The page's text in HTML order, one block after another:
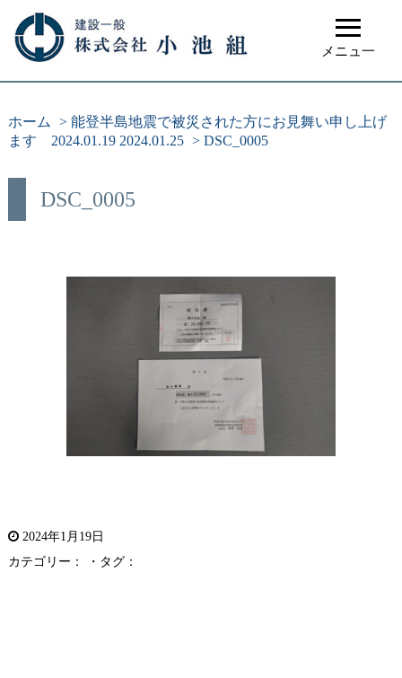
≡
メニュ一
ホーム > 能登半島地震で被災された方にお見舞い申し上げ
ます 2024.01.19 2024.01.25 > DSC_0005
DSC_0005
2024年1月19日
カテゴリー： ・タグ：